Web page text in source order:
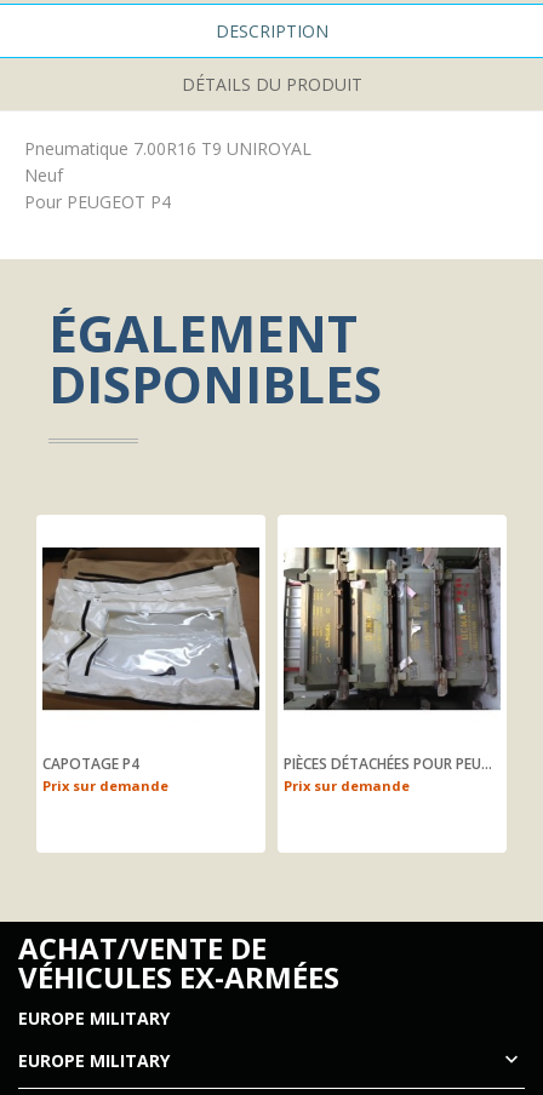
DESCRIPTION
DÉTAILS DU PRODUIT
Pneumatique 7.00R16 T9 UNIROYAL
Neuf
Pour PEUGEOT P4
ÉGALEMENT
DISPONIBLES
CAPOTAGE P4
Prix sur demande
PIÈCES DÉTACHÉES POUR PEUGEOT P4
Prix sur demande
ACHAT/VENTE DE
VÉHICULES EX-ARMÉES
EUROPE MILITARY
EUROPE MILITARY
